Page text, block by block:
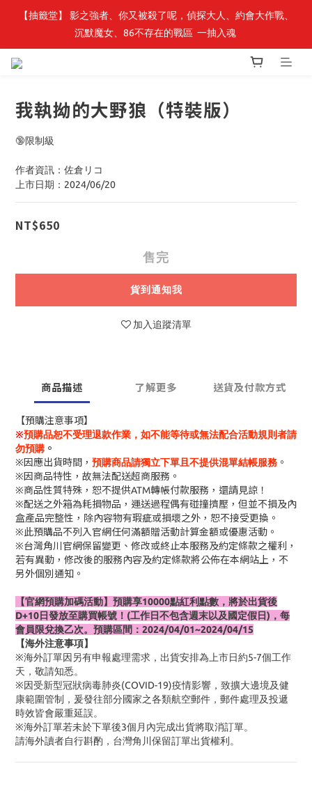
最新開賣🔥「全知讀者視角」 周邊商品
【抽籤堂】 影之強者、你又被殺了呢，偵探大人、約會大作戰、
沉默魔女、86不存在的戰區  一抽入魂
我執拗的大野狼（特裝版）
🔞限制級
作者資訊：佐倉リコ
上市日期：2024/06/20
NT$650
售完
貨到通知我
加入追蹤清單
商品描述 了解更多 送貨及付款方式
【預購注意事項】
※預購品恕不受理退款作業，如不能等待或無法配合活動規則者請
勿預購 。
※因應出貨時間， 預購商品請獨立下單且不提供混單結帳服務 。
※因商品特性，故無法配送超商服務。
※商品性質特殊，恕不提供ATM轉帳付款服務，還請見諒！
※配送之外箱為耗損物品，運送過程偶有碰撞擠壓，但並不損及內
盒產品完整性，除內容物有瑕疵或損壞之外，恕不接受更換。
※此預購品不列入官網任何滿額贈活動計算金額或優惠活動。
※台灣角川官網保留變更、修改或終止本服務及約定條款之權利，
若有異動，修改後的服務內容及約定條款將公佈在本網站上，不
另外個別通知。
【官網預購加碼活動】預購享10000點紅利點數，將於出貨後
D+10日發放至購買帳號！(工作日不包含週末以及國定假日)，每
會員限兌換乙次。預購區間：2024/04/01~2024/04/15
【海外注意事項】
※海外訂單因另有申報處理需求，出貨安排為上市日約5-7個工作
天，敬請知悉。
※因受新型冠狀病毒肺炎(COVID-19)疫情影響，致擴大邊境及健
康範圍管制，爰發往部分國家之各類航空郵件，郵件處理及投遞
時效皆會嚴重延誤。
※海外訂單若未於下單後3個月內完成出貨將取消訂單。
請海外讀者自行斟酌，台灣角川保留訂單出貨權利。